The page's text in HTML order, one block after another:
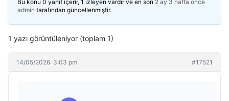
Bu konu 0 yanıt içerir, 1 izleyen vardır ve en son 2 ay 3 hafta önce
admin tarafından güncellenmiştir.
1 yazı görüntüleniyor (toplam 1)
14/05/2026: 3:03 pm #17521